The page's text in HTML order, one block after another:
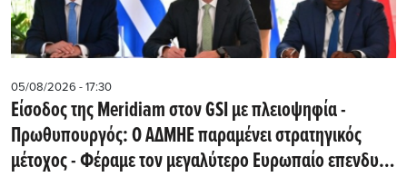
05/08/2026 - 17:30
Eίσοδος της Meridiam στον GSI με πλειοψηφία -
Πρωθυπουργός: Ο ΑΔΜΗΕ παραμένει στρατηγικός
μέτοχος - Φέραμε τον μεγαλύτερο Ευρωπαίο επενδυτή